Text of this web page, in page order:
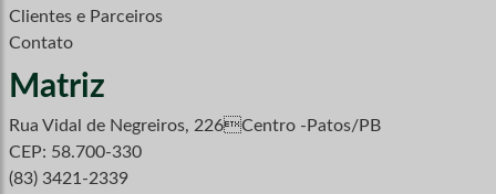
Clientes e Parceiros
Contato
Matriz
Rua Vidal de Negreiros, 226Centro -Patos/PB
CEP: 58.700-330
(83) 3421-2339